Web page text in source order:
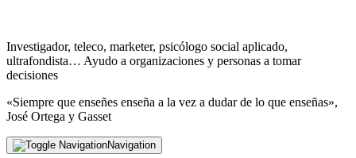
Investigador, teleco, marketer, psicólogo social aplicado,
ultrafondista… Ayudo a organizaciones y personas a tomar
decisiones
«Siempre que enseñes enseña a la vez a dudar de lo que enseñas»,
José Ortega y Gasset
Navigation